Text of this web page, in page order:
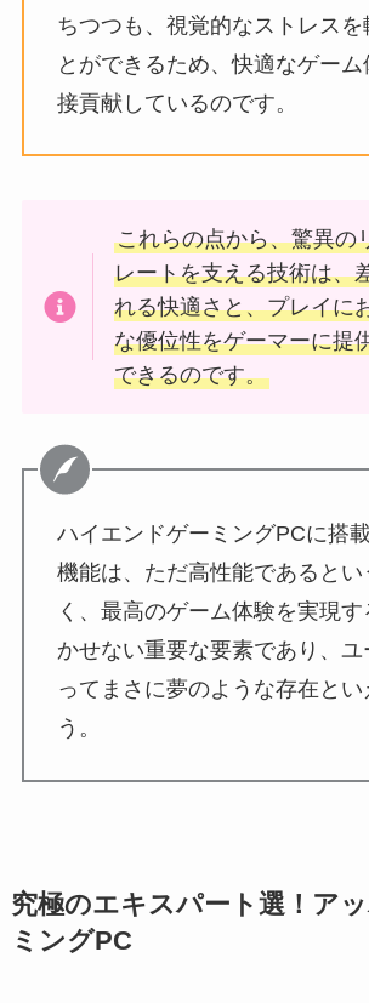
ちつつも、視覚的なストレスを
とができるため、快適なゲー
接貢献しているのです。
これらの点から、驚異の
レートを支える技術は、
れる快適さと、プレイに
な優位性をゲーマーに提
できるのです。
ハイエンドゲーミングPCに搭
機能は、ただ高性能であるとい
く、最高のゲーム体験を実現す
かせない重要な要素であり、ユ
ってまさに夢のような存在とい
う。
究極のエキスパート選！ア
ミングPC